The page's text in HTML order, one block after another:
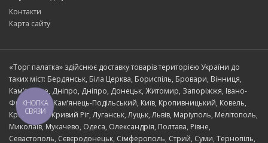
Контакти
Карта сайту
«Торг палатка» здійснює доставку товарів територією України до
таких міст: Бердянськ, Біла Церква, Бориспіль, Бровари, Вінниця,
Кам’янське, Дніпро, Дніпро, Донецьк, Житомир, Запоріжжя, Івано-
Франківськ, Кам’янець-Подільський, Київ, Кропивницький, Ковель,
Кременчук, Кривий Ріг, Луганськ, Луцьк, Львів, Маріуполь, Мелітополь,
Миколаїв, Мукачево, Одеса, Олександрія, Полтава, Рівне,
Севастополь, Сєвєродонецьк, Сімферополь, Стрий, Суми, Тернопіль,
КНОПКА
СВЯЗИ